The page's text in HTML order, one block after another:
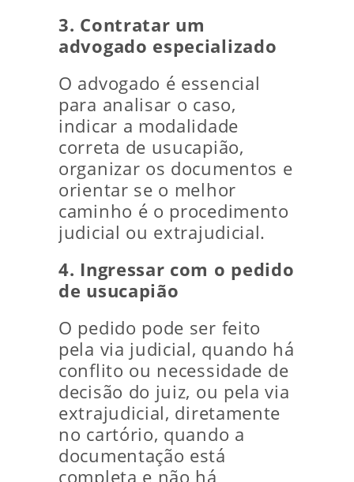
3. Contratar um
advogado especializado
O advogado é essencial
para analisar o caso,
indicar a modalidade
correta de usucapião,
organizar os documentos e
orientar se o melhor
caminho é o procedimento
judicial ou extrajudicial.
4. Ingressar com o pedido
de usucapião
O pedido pode ser feito
pela via judicial, quando há
conflito ou necessidade de
decisão do juiz, ou pela via
extrajudicial, diretamente
no cartório, quando a
documentação está
completa e não há